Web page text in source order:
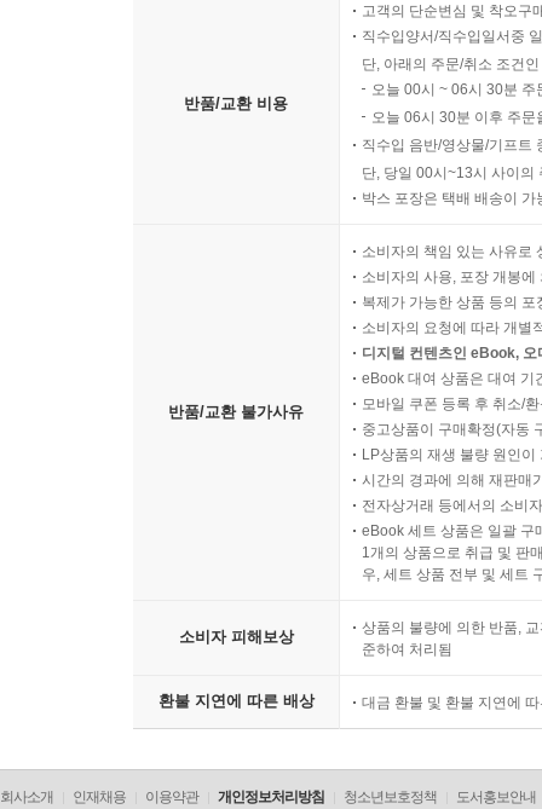
반품/교환 비용
고객의 단순변심 및 착오구
직수입양서/직수입일서중
단, 아래의 주문/취소 조건
오늘 00시 ~ 06시 30분
오늘 06시 30분 이후 주
직수입 음반/영상물/기프트
단, 당일 00시~13시 사이의
박스 포장은 택배 배송이
반품/교환 불가사유
소비자의 책임 있는 사유로
소비자의 사용, 포장 개봉
복제가 가능한 상품 등의
소비자의 요청에 따라 개별
디지털 컨텐츠인 eBook,
eBook 대여 상품은 대여 기
모바일 쿠폰 등록 후 취소/
중고상품이 구매확정(자동
LP상품의 재생 불량 원인
시간의 경과에 의해 재판매
전자상거래 등에서의 소비
eBook 세트 상품은 일괄 구
1개의 상품으로 취급 및 판
우, 세트 상품 전부 및 세트
소비자 피해보상
상품의 불량에 의한 반품,
준하여 처리됨
환불 지연에 따른 배상 대금 환불 및 환불 지연에
회사소개 인재채용 이용약관 개인정보처리방침 청소년보호정책 도서홍보안내